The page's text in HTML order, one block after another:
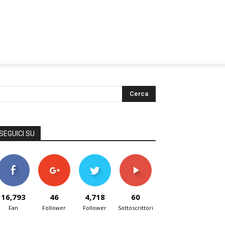
SU
16,793
Fan
46
Follower
4,718
Follower
60
Sottoscrittori